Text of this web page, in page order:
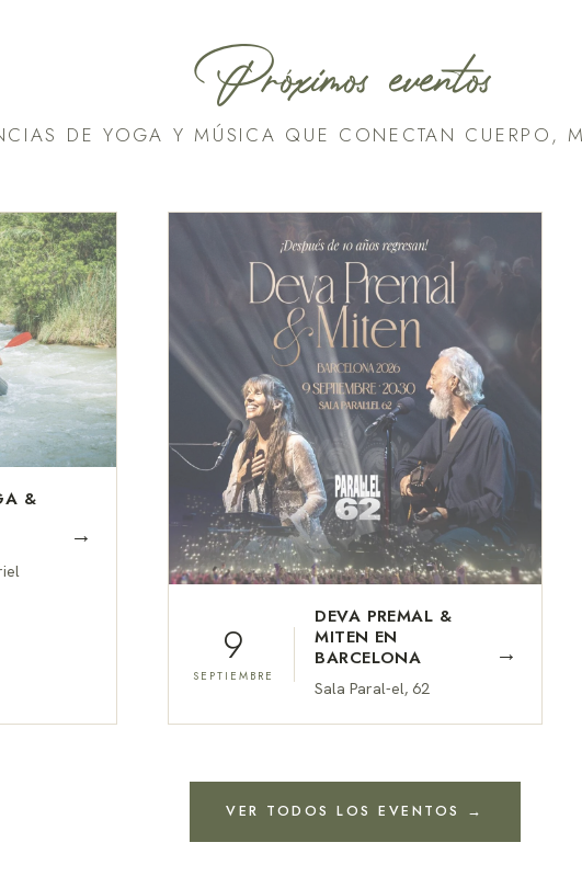
Próximos eventos
DE YOGA Y MÚSICA QUE CONECTAN CUERPO,
&
→
9
SEPTIEMBRE
DEVA PREMAL &
MITEN EN
BARCELONA
Sala Paral-el, 62
→
VER TODOS LOS EVENTOS →